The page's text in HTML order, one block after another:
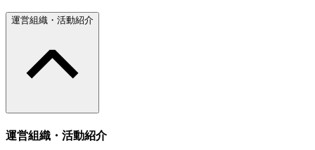
運営組織・活動紹介
運営組織・活動紹介